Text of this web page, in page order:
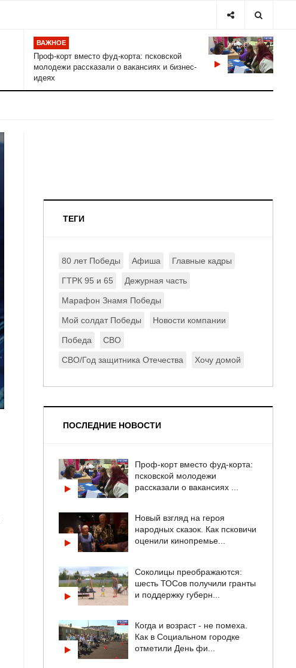
ВАЖНОЕ
Проф-корт вместо фуд-корта: псковской
молодежи рассказали о вакансиях и бизнес-
идеях
ТЕГИ
80 лет Победы Афиша Главные кадры
ГТРК 95 и 65 Дежурная часть
Марафон Знамя Победы
Мой солдат Победы Новости компании
Победа СВО
СВО/Год защитника Отечества Хочу домой
ПОСЛЕДНИЕ НОВОСТИ
Проф-корт вместо фуд-корта:
псковской молодежи
рассказали о вакансиях ...
Новый взгляд на героя
народных сказок. Как псковичи
оценили кинопремье...
Соколицы преображаются:
шесть ТОСов получили гранты
и поддержку губерн...
Когда и возраст - не помеха.
Как в Социальном городке
отметили День фи...